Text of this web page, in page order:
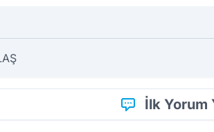
İlk Yorum